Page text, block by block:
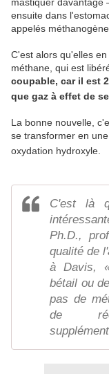
ensuite dans
appelés
C'est alors qu'elles
méthane, qui est
coupable, car il est
que gaz à effet de
La bonne nouvelle,
se transformer en
oxydation hydroxyle.
C'est là
Ph.D.,
qualité de
à Davis,
bétail ou
pas de
de